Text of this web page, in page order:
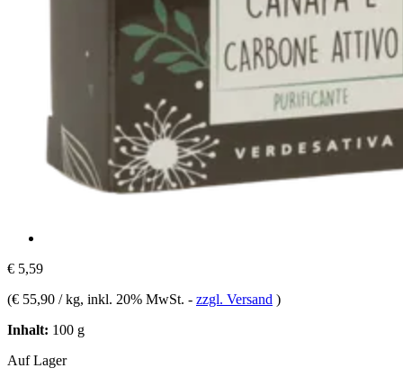
€ 5,59
(€ 55,90 / kg, inkl. 20% MwSt. - zzgl. Versand )
Inhalt: 100 g
Auf Lager